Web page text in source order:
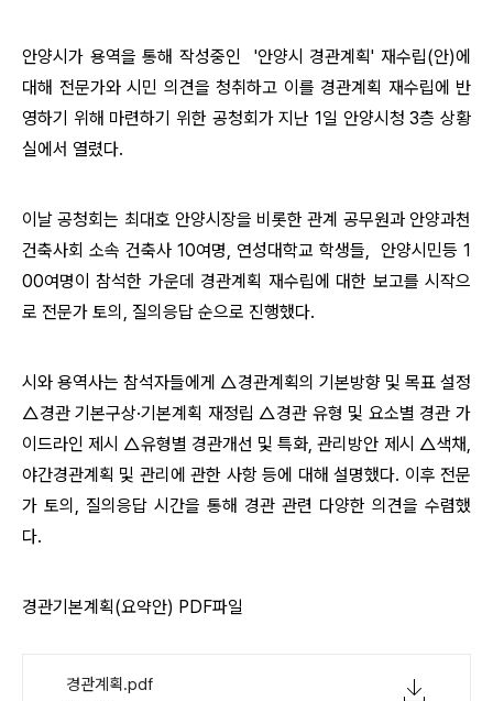
안양시가 용역을 통해 작성중인 '안양시 경관계획' 재수립(안)에
대해 전문가와 시민 의견을 청취하고 이를 경관계획 재수립에 반
영하기 위해 마련하기 위한 공청회가 지난 1일 안양시청 3층 상황
실에서 열렸다.
이날 공청회는 최대호 안양시장을 비롯한 관계 공무원과 안양과천
건축사회 소속 건축사 10여명, 연성대학교 학생들, 안양시민등 1
00여명이 참석한 가운데 경관계획 재수립에 대한 보고를 시작으
로 전문가 토의, 질의응답 순으로 진행했다.
시와 용역사는 참석자들에게 △경관계획의 기본방향 및 목표 설정
△경관 기본구상·기본계획 재정립 △경관 유형 및 요소별 경관 가
이드라인 제시 △유형별 경관개선 및 특화, 관리방안 제시 △색채,
야간경관계획 및 관리에 관한 사항 등에 대해 설명했다. 이후 전문
가 토의, 질의응답 시간을 통해 경관 관련 다양한 의견을 수렴했
다.
경관기본계획(요약안) PDF파일
경관계획.pdf